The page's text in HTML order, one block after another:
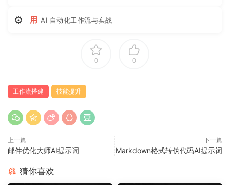
⚙ 用 AI 自动化工作流与实战
0 0
工作流搭建 技能提升
上一篇
邮件优化大师AI提示词
下一篇
Markdown格式转伪代码AI提示词
猜你喜欢